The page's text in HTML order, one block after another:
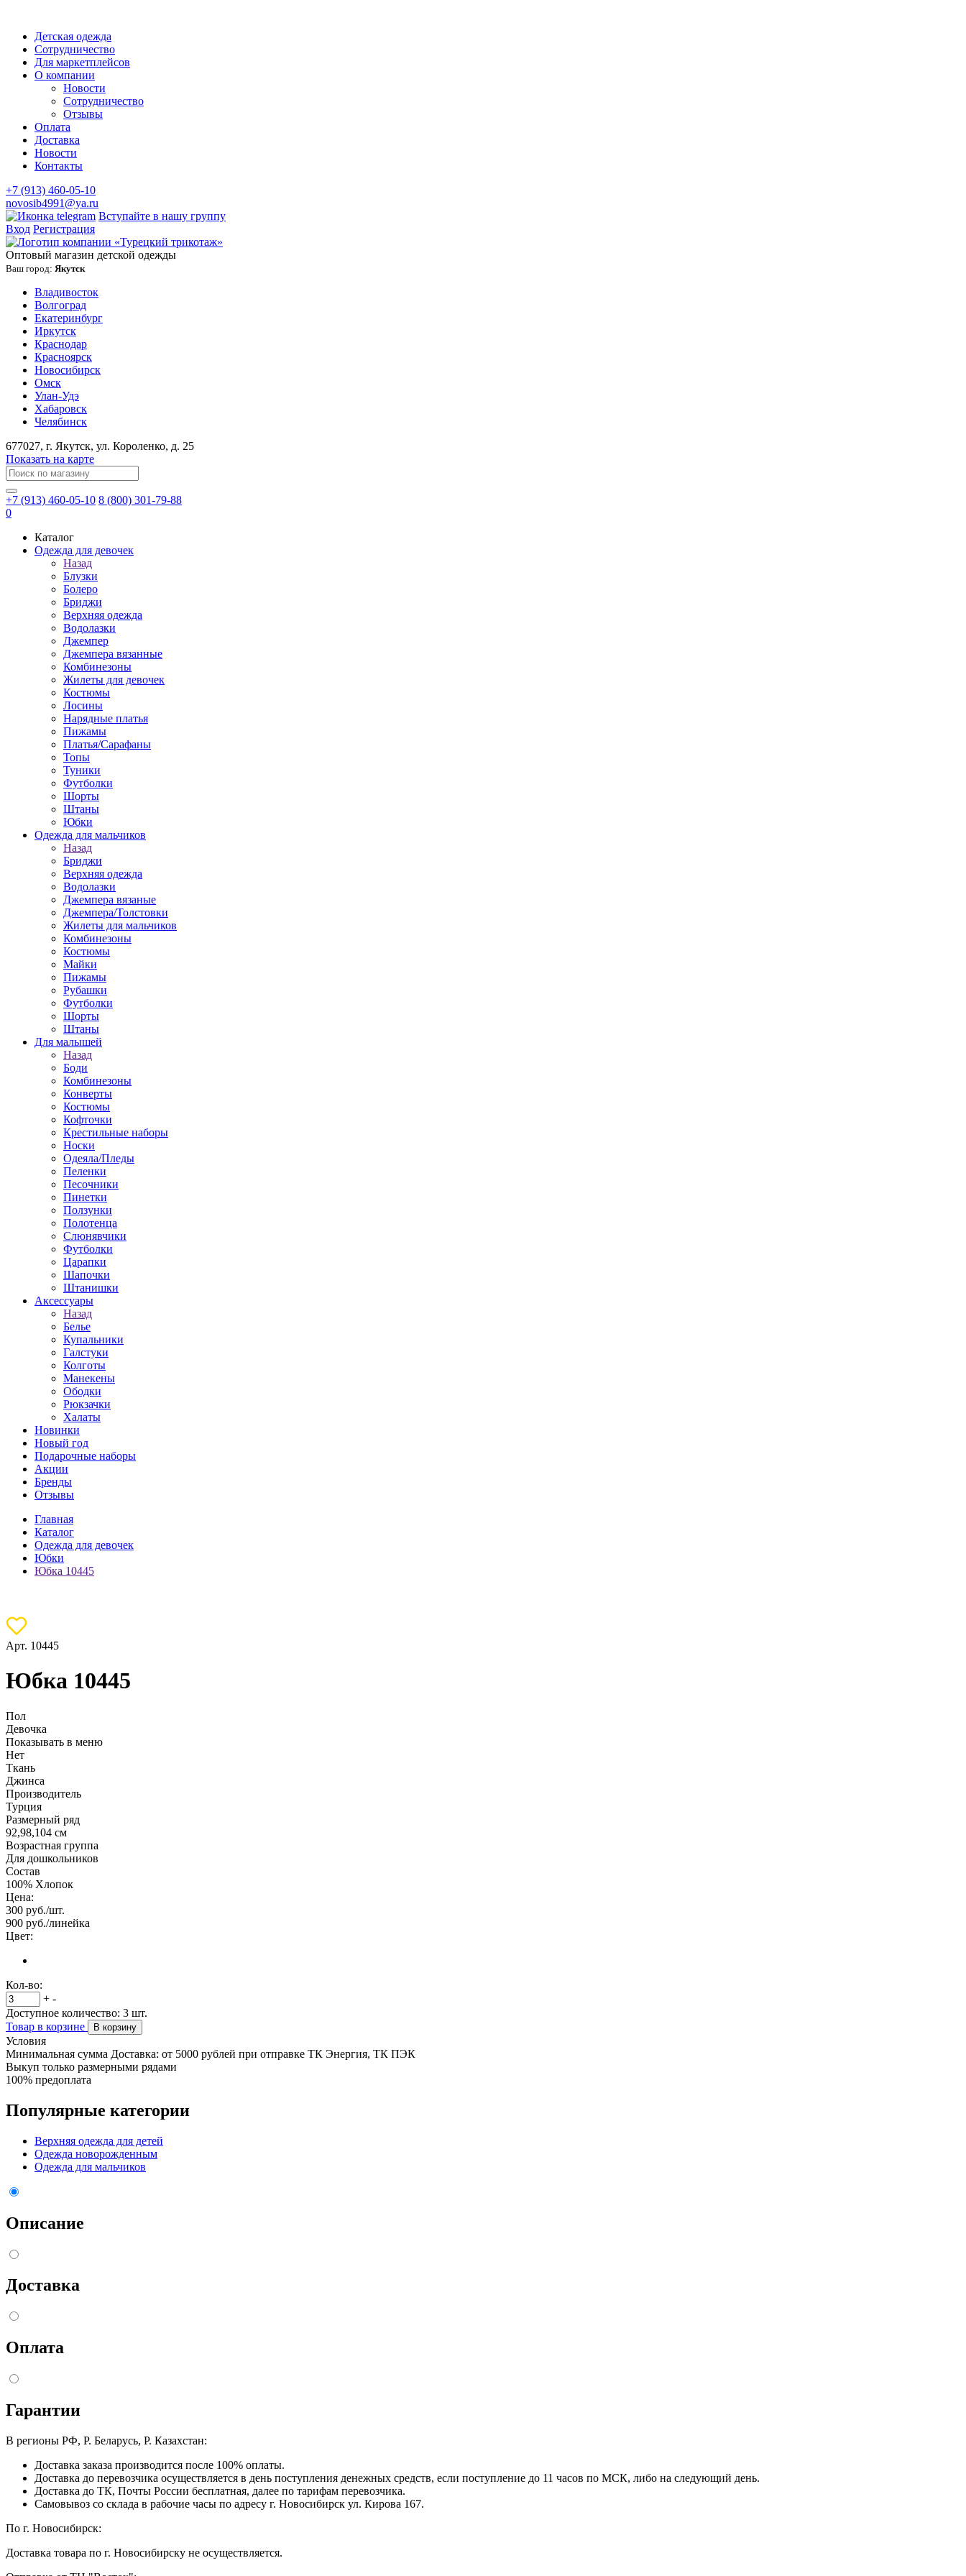
Детская одежда
Сотрудничество
Для маркетплейсов
О компании
Новости
Сотрудничество
Отзывы
Оплата
Доставка
Новости
Контакты
+7 (913) 460-05-10
novosib4991@ya.ru
Вступайте в нашу группу
Вход Регистрация
Оптовый магазин детской одежды
Ваш город: Якутск
Владивосток
Волгоград
Екатеринбург
Иркутск
Краснодар
Красноярск
Новосибирск
Омск
Улан-Удэ
Хабаровск
Челябинск
677027, г. Якутск, ул. Короленко, д. 25
Показать на карте
+7 (913) 460-05-10 8 (800) 301-79-88
0
Каталог
Одежда для девочек
Назад
Блузки
Болеро
Бриджи
Верхняя одежда
Водолазки
Джемпер
Джемпера вязанные
Комбинезоны
Жилеты для девочек
Костюмы
Лосины
Нарядные платья
Пижамы
Платья/Сарафаны
Топы
Туники
Футболки
Шорты
Штаны
Юбки
Одежда для мальчиков
Назад
Бриджи
Верхняя одежда
Водолазки
Джемпера вязаные
Джемпера/Толстовки
Жилеты для мальчиков
Комбинезоны
Костюмы
Майки
Пижамы
Рубашки
Футболки
Шорты
Штаны
Для малышей
Назад
Боди
Комбинезоны
Конверты
Костюмы
Кофточки
Крестильные наборы
Носки
Одеяла/Пледы
Пеленки
Песочники
Пинетки
Ползунки
Полотенца
Слюнявчики
Футболки
Царапки
Шапочки
Штанишки
Аксессуары
Назад
Белье
Купальники
Галстуки
Колготы
Манекены
Ободки
Рюкзачки
Халаты
Новинки
Новый год
Подарочные наборы
Акции
Бренды
Отзывы
Главная
Каталог
Одежда для девочек
Юбки
Юбка 10445
Арт. 10445
Юбка 10445
Пол
Девочка
Показывать в меню
Нет
Ткань
Джинса
Производитель
Турция
Размерный ряд
92,98,104 см
Возрастная группа
Для дошкольников
Состав
100% Хлопок
Цена:
300 руб./шт.
900 руб./линейка
Цвет:
Кол-во:
+ -
Доступное количество: 3 шт.
Товар в корзине
В корзину
Условия
Минимальная сумма Доставка: от 5000 рублей при отправке ТК Энергия, ТК ПЭК
Выкуп только размерными рядами
100% предоплата
Популярные категории
Верхняя одежда для детей
Одежда новорожденным
Одежда для мальчиков
Описание
Доставка
Оплата
Гарантии
В регионы РФ, Р. Беларусь, Р. Казахстан:
Доставка заказа производится после 100% оплаты.
Доставка до перевозчика осуществляется в день поступления денежных средств, если поступление до 11 часов по МСК, либо на следующий день.
Доставка до ТК, Почты России бесплатная, далее по тарифам перевозчика.
Самовывоз со склада в рабочие часы по адресу г. Новосибирск ул. Кирова 167.
По г. Новосибирск:
Доставка товара по г. Новосибирску не осуществляется.